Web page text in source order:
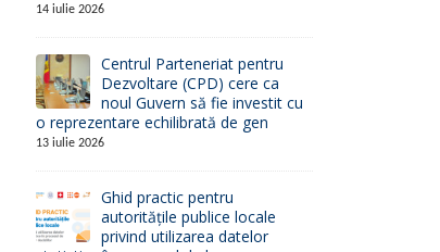
14 iulie 2026
Centrul Parteneriat pentru
Dezvoltare (CPD) cere ca
noul Guvern să fie investit cu
o reprezentare echilibrată de gen
13 iulie 2026
Ghid practic pentru
autoritățile publice locale
privind utilizarea datelor